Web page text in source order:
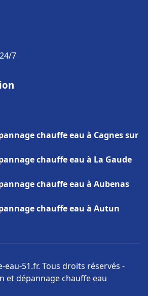
7
chauffe eau à Cagnes sur
chauffe eau à La Gaude
chauffe eau à Aubenas
chauffe eau à Autun
eau-51.fr. Tous droits réservés -
et dépannage chauffe eau